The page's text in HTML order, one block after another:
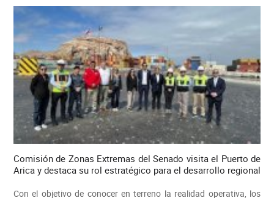
Comisión de Zonas Extremas del Senado visita el Puerto de
Arica y destaca su rol estratégico para el desarrollo regional
Con el objetivo de conocer en terreno la realidad operativa, los